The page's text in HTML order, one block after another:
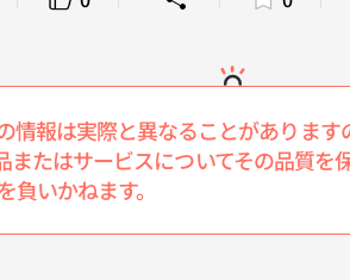
報は実際と異なることがあります
たはサービスについてその品質
いかねます。